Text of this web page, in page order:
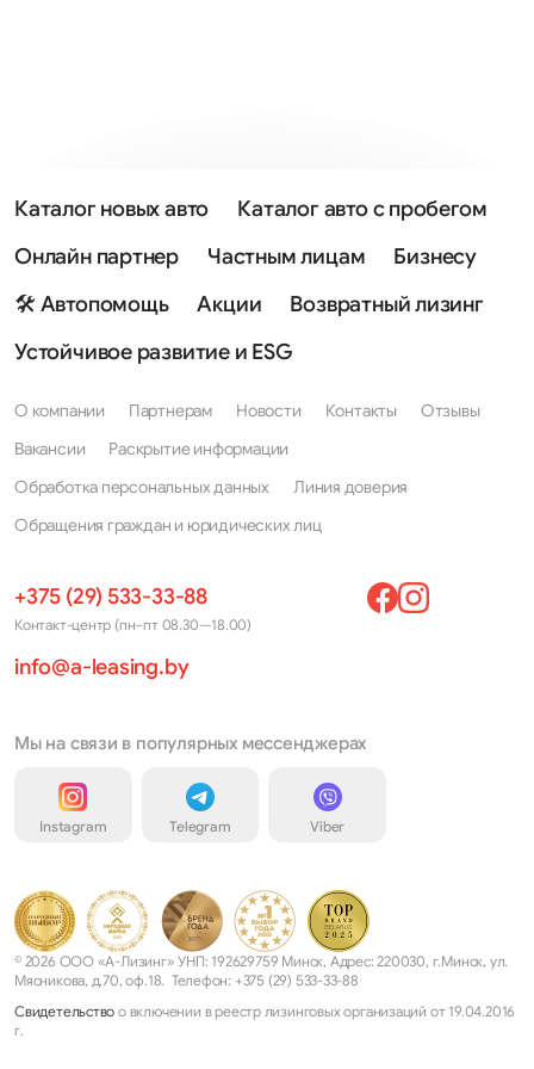
Каталог новых авто
Каталог авто с пробегом
Онлайн партнер
Частным лицам
Бизнесу
🛠 Автопомощь
Акции
Возвратный лизинг
Устойчивое развитие и ESG
О компании Партнерам Новости Контакты
Отзывы
Вакансии
Раскрытие информации
Обработка персональных данных
Линия доверия
Обращения граждан и юридических лиц
+375 (29) 533-33-88
Контакт-центр (пн–пт 08.30—18.00)
info@a-leasing.by
Мы на связи в популярных мессенджерах
Instagram Telegram Viber
© 2026 ООО «А-Лизинг» УНП: 192629759 Минск, Адрес: 220030, г.Минск, ул.
Мясникова, д.70, оф.18. Телефон: +375 (29) 533-33-88
Свидетельство о включении в реестр лизинговых организаций от 19.04.2016
г.